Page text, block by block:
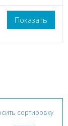
сортировку